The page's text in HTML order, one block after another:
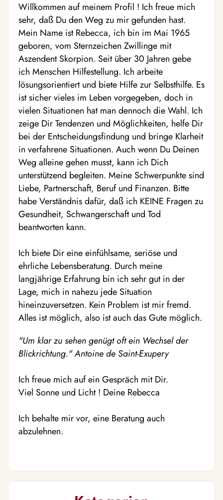
Willkommen auf meinem Profil ! Ich freue mich
sehr, daß Du den Weg zu mir gefunden hast.
Mein Name ist Rebecca, ich bin im Mai 1965
geboren, vom Sternzeichen Zwillinge mit
Aszendent Skorpion. Seit über 30 Jahren gebe
ich Menschen Hilfestellung. Ich arbeite
lösungsorientiert und biete Hilfe zur Selbsthilfe. Es
ist sicher vieles im Leben vorgegeben, doch in
vielen Situationen hat man dennoch die Wahl. Ich
zeige Dir Tendenzen und Möglichkeiten, helfe Dir
bei der Entscheidungsfindung und bringe Klarheit
in verfahrene Situationen. Auch wenn Du Deinen
Weg alleine gehen musst, kann ich Dich
unterstützend begleiten. Meine Schwerpunkte sind
Liebe, Partnerschaft, Beruf und Finanzen. Bitte
habe Verständnis dafür, daß ich KEINE Fragen zu
Gesundheit, Schwangerschaft und Tod
beantworten kann.
Ich biete Dir eine einfühlsame, seriöse und
ehrliche Lebensberatung. Durch meine
langjährige Erfahrung bin ich sehr gut in der
Lage, mich in nahezu jede Situation
hineinzuversetzen. Kein Problem ist mir fremd.
Alles ist möglich, also ist auch das Gute möglich.
"Um klar zu sehen genügt oft ein Wechsel der
Blickrichtung." Antoine de Saint-Exupery
Ich freue mich auf ein Gespräch mit Dir.
Viel Sonne und Licht ! Deine Rebecca
Ich behalte mir vor, eine Beratung auch
abzulehnen.